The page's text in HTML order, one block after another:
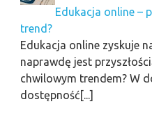
Edukacja online –
trend?
Edukacja online zyskuje
naprawdę jest
chwilowym trendem? W
dostępność[...]